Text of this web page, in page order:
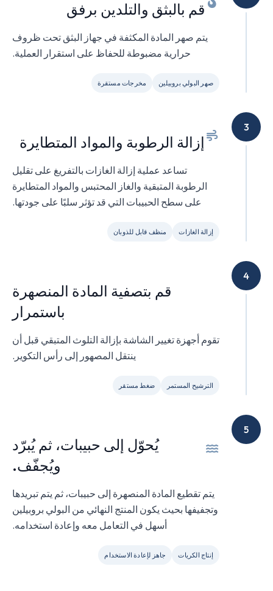
قم بالبثق والتلدين برفق
يتم صهر المادة المكثفة في جهاز البثق تحت ظروف
حرارية مضبوطة للحفاظ على استقرار العملية.
صهر البولي بروبيلين مخرجات مستقرة
3
إزالة الرطوبة والمواد المتطايرة
تساعد عملية إزالة الغازات بالتفريغ على تقليل
الرطوبة المتبقية والغاز المحتبس والمواد المتطايرة
على سطح الحبيبات التي قد تؤثر سلبًا على جودتها.
إزالة الغازات منظف قابل للذوبان
4
قم بتصفية المادة المنصهرة
باستمرار
تقوم أجهزة تغيير الشاشة بإزالة التلوث المتبقي قبل أن
ينتقل المصهور إلى رأس التكوير.
الترشيح المستمر ضغط مستقر
5
يُحوّل إلى حبيبات، ثم يُبرّد
ويُجفّف.
يتم تقطيع المادة المنصهرة إلى حبيبات، ثم يتم تبريدها
وتجفيفها بحيث يكون المنتج النهائي من البولي بروبيلين
أسهل في التعامل معه وإعادة استخدامه.
إنتاج الكريات جاهز لإعادة الاستخدام